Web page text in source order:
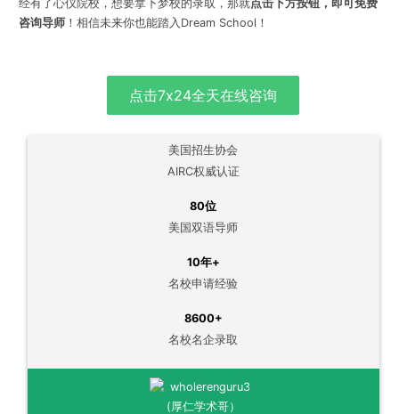
经有了心仪院校，想要拿下梦校的录取，那就点击下方按钮，即可免费
咨询导师！相信未来你也能踏入Dream School！
点击7x24全天在线咨询
美国招生协会
AIRC权威认证
80位
美国双语导师
10年+
名校申请经验
8600+
名校名企录取